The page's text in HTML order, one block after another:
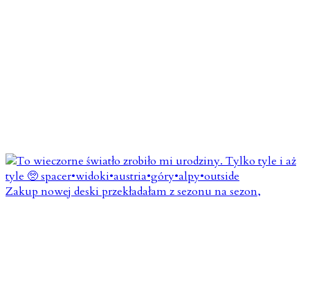
Zakup nowej deski przekładałam z sezonu na sezon,